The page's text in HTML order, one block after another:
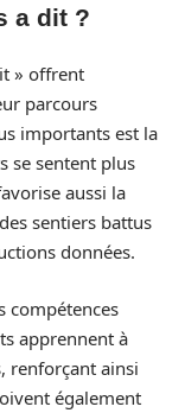
a dit ?
» offrent
parcours
importants est la
se sentent plus
aussi la
sentiers battus
données.
compétences
apprennent à
renforçant ainsi
également